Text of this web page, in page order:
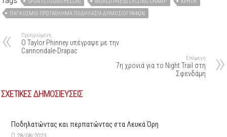
ΠΑΓΚΌΣΜΙΟ ΠΡΩΤΆΘΛΗΜΑ ΠΟΔΗΛΑΣΊΑ ΔΗΜΟΣΙΟΓΡΆΦΩΝ
Προηγούμενη
Ο Taylor Phinney υπέγραψε με την
Cannondale-Drapac
Επόμενη
7η χρονιά για το Night Trail στη
Σφενδάμη
ΣΧΕΤΙΚΕΣ ΔΗΜΟΣΙΕΥΣΕΙΣ
Ποδηλατώντας και περπατώντας στα Λευκά Όρη